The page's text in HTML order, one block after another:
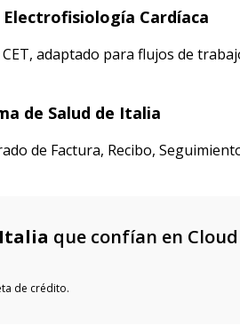
Cardíaca
adaptado para flujos de
de Salud de Italia
de Factura, Recibo,
Italia que confían en
de crédito.